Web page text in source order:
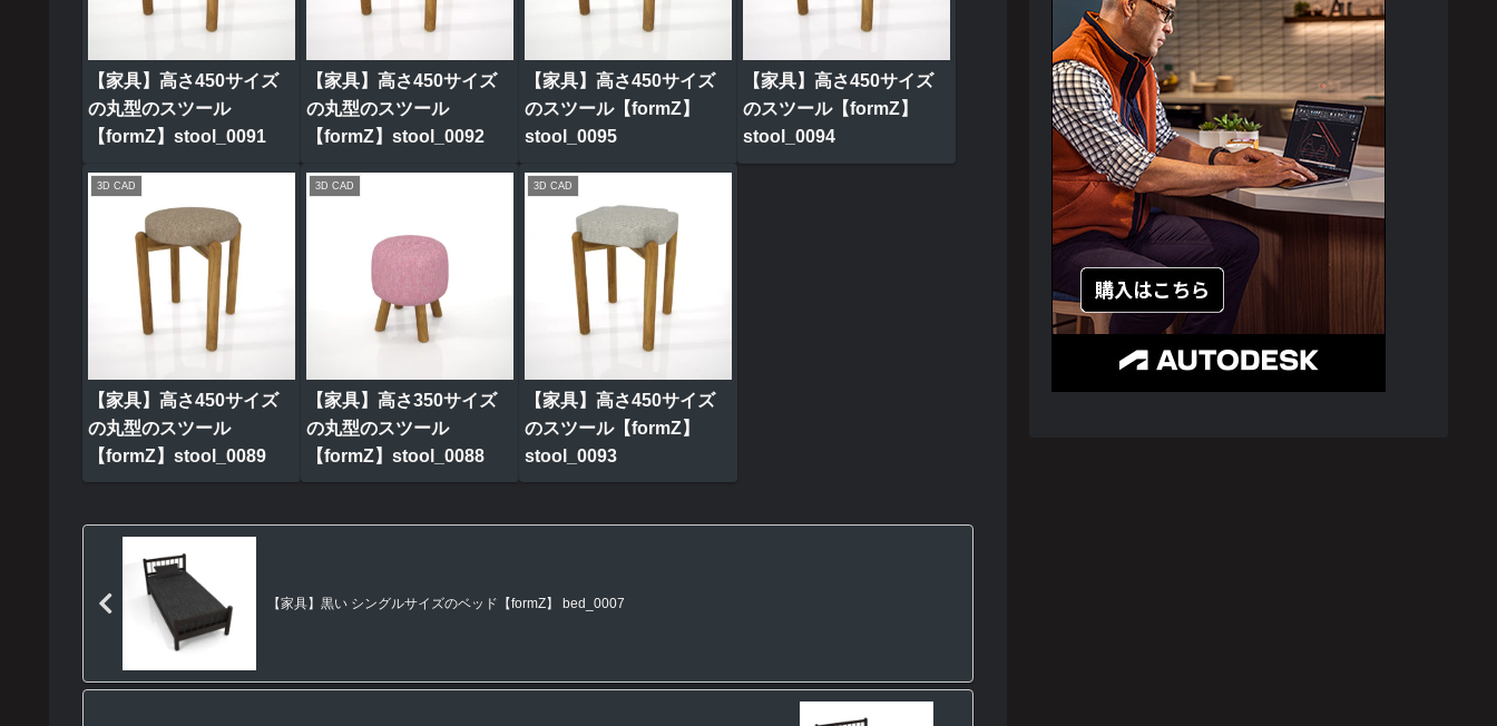
【家具】高さ450サイズ
の丸型のスツール
【formZ】stool_0091
【家具】高さ450サイズ
の丸型のスツール
【formZ】stool_0092
【家具】高さ450サイズ
のスツール【formZ】
stool_0095
【家具】高さ450サイズ
のスツール【formZ】
stool_0094
3D CAD
【家具】高さ450サイズ
の丸型のスツール
【formZ】stool_0089
3D CAD
【家具】高さ350サイズ
の丸型のスツール
【formZ】stool_0088
3D CAD
【家具】高さ450サイズ
のスツール【formZ】
stool_0093
【家具】黒い シングルサイズのベッド【formZ】 bed_0007